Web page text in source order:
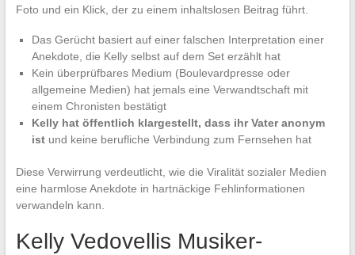
Foto und ein Klick, der zu einem inhaltslosen Beitrag führt.
Das Gerücht basiert auf einer falschen Interpretation einer
Anekdote, die Kelly selbst auf dem Set erzählt hat
Kein überprüfbares Medium (Boulevardpresse oder
allgemeine Medien) hat jemals eine Verwandtschaft mit
einem Chronisten bestätigt
Kelly hat öffentlich klargestellt, dass ihr Vater anonym
istund keine berufliche Verbindung zum Fernsehen hat
Diese Verwirrung verdeutlicht, wie die Viralität sozialer Medien
eine harmlose Anekdote in hartnäckige Fehlinformationen
verwandeln kann.
Kelly Vedovellis Musiker-